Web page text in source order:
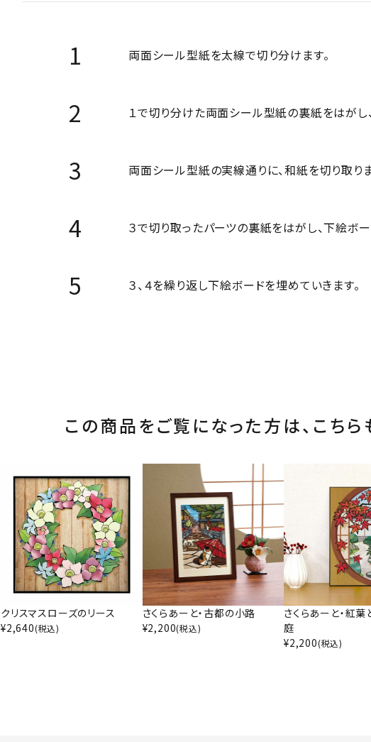
両面シール型紙を太線で切り分けます。
１で切り分けた両面シール型紙の裏紙をはがし
両面シール型紙の実線通りに、和紙を切り取り
３で切り取ったパーツの裏紙をはがし、下絵ボー
３、４を繰り返し下絵ボードを埋めていきます。
この商品をご覧になった方は、 こち
クリスマスローズのリース
¥2,640(税込)
さくらあーと・古都の小路
¥2,200(税込)
さくらあーと・紅
庭
¥2,200(税込)